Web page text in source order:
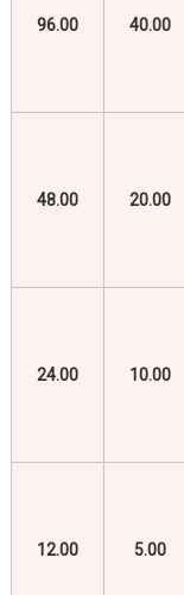
96.00 40.00
48.00 20.00
24.00 10.00
12.00 5.00